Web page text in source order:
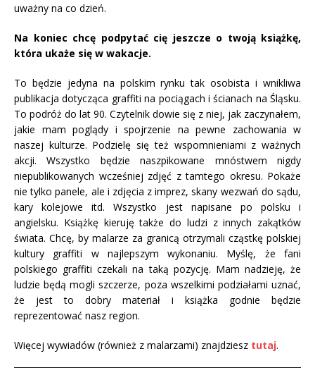
uważny na co dzień.
Na koniec chcę podpytać cię jeszcze o twoją książkę,
która ukaże się w wakacje.
To będzie jedyna na polskim rynku tak osobista i wnikliwa
publikacja dotycząca graffiti na pociągach i ścianach na Śląsku.
To podróż do lat 90. Czytelnik dowie się z niej, jak zaczynałem,
jakie mam poglądy i spojrzenie na pewne zachowania w
naszej kulturze. Podzielę się też wspomnieniami z ważnych
akcji. Wszystko będzie naszpikowane mnóstwem nigdy
niepublikowanych wcześniej zdjęć z tamtego okresu. Pokaże
nie tylko panele, ale i zdjęcia z imprez, skany wezwań do sądu,
kary kolejowe itd. Wszystko jest napisane po polsku i
angielsku. Książkę kieruję także do ludzi z innych zakątków
świata. Chcę, by malarze za granicą otrzymali cząstkę polskiej
kultury graffiti w najlepszym wykonaniu. Myślę, że fani
polskiego graffiti czekali na taką pozycję. Mam nadzieję, że
ludzie będą mogli szczerze, poza wszelkimi podziałami uznać,
że jest to dobry materiał i książka godnie będzie
reprezentować nasz region.
Więcej wywiadów (również z malarzami) znajdziesz tutaj.